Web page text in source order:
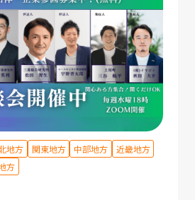
地方 関東地方 中部地方
近畿地方
方